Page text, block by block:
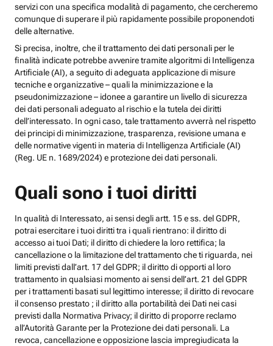
servizi con una specifica modalità di pagamento, che cercheremo
comunque di superare il più rapidamente possibile proponendoti
delle alternative.
Si precisa, inoltre, che il trattamento dei dati personali per le
finalità indicate potrebbe avvenire tramite algoritmi di Intelligenza
Artificiale (AI), a seguito di adeguata applicazione di misure
tecniche e organizzative – quali la minimizzazione e la
pseudonimizzazione – idonee a garantire un livello di sicurezza
dei dati personali adeguato al rischio e la tutela dei diritti
dell’interessato. In ogni caso, tale trattamento avverrà nel rispetto
dei principi di minimizzazione, trasparenza, revisione umana e
delle normative vigenti in materia di Intelligenza Artificiale (AI)
(Reg. UE n. 1689/2024) e protezione dei dati personali.
Quali sono i tuoi diritti
In qualità di Interessato, ai sensi degli artt. 15 e ss. del GDPR,
potrai esercitare i tuoi diritti tra i quali rientrano: il diritto di
accesso ai tuoi Dati; il diritto di chiedere la loro rettifica; la
cancellazione o la limitazione del trattamento che ti riguarda, nei
limiti previsti dall’art. 17 del GDPR; il diritto di opporti al loro
trattamento in qualsiasi momento ai sensi dell’art. 21 del GDPR
per i trattamenti basati sul legittimo interesse; il diritto di revocare
il consenso prestato ; il diritto alla portabilità dei Dati nei casi
previsti dalla Normativa Privacy; il diritto di proporre reclamo
all’Autorità Garante per la Protezione dei dati personali. La
revoca, cancellazione e opposizione lascia impregiudicata la